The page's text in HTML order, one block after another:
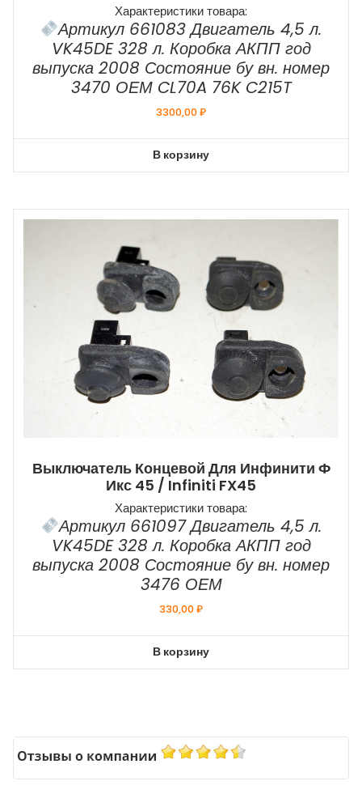
Характеристики товара:
Артикул 661083 Двигатель 4,5 л.
VK45DE 328 л. Коробка АКПП год
выпуска 2008 Состояние бу вн. номер
3470 ОЕМ CL70A 76K C215T
3300,00₽
В корзину
Выключатель Концевой Для Инфинити Ф
Икс 45 / Infiniti FX45
Характеристики товара:
Артикул 661097 Двигатель 4,5 л.
VK45DE 328 л. Коробка АКПП год
выпуска 2008 Состояние бу вн. номер
3476 ОЕМ
330,00₽
В корзину